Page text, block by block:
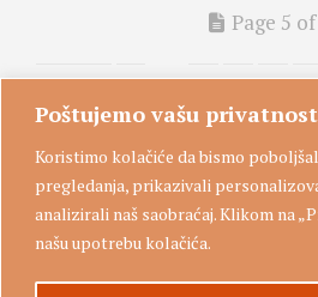
Poštujemo vašu privatnost
Koristimo kolačiće da bismo
pregledanja, prikazivali
analizirali naš saobraćaj. Klikom na
našu upotrebu kolačića.
Page 5
« First « ... 3 4 5 6